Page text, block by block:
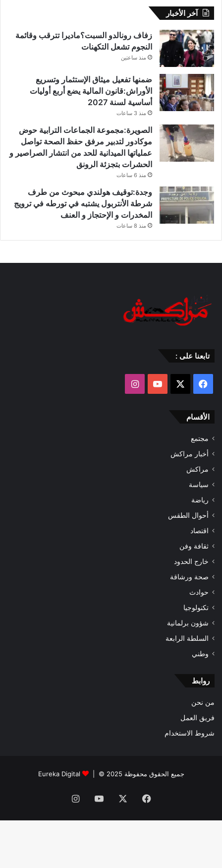
آخر الأخبار
زفاف رونالدو السبت؟ماديرا تترقب وقائمة
النجوم تشعل التكهنات
منذ ساعتين
ضمنها تفعيل ميثاق الإستثمار وتسريع
الأوراش:قانون المالية يضع أربع أوليات
أساسية لسنة 2027
منذ 3 ساعات
الصويرة:مجموعة الجماعات الترابية حوض
موكادور لتدبير مرفق حفظ الصحة تواصل
عملياتها الميدانية للحد من انتشار الصراصير و
الحشرات بتجزئة الرونق
منذ 6 ساعات
وجدة:توقيف هولندي مبحوث من طرف
شرطة الأنتربول يشتبه في تورطه في ترويج
المخدرات و الإحتجاز و العنف
منذ 8 ساعات
تابعنا على :
فيسبوك ‫YouTube
الأقسام
مجتمع
أخبار مراكش
مراكش
سياسة
رياضة
أحوال الطقس
اقتصاد
ثقافة وفن
خارج الحدود
صحة ورشاقة
حوادث
تكنولوجيا
شؤون برلمانية
السلطة الرابعة
وطني
روابط
من نحن
فريق العمل
شروط الاستخدام
جميع الحقوق محفوظة 2025 © | Eureka Digital
فيسبوك ‫YouTube